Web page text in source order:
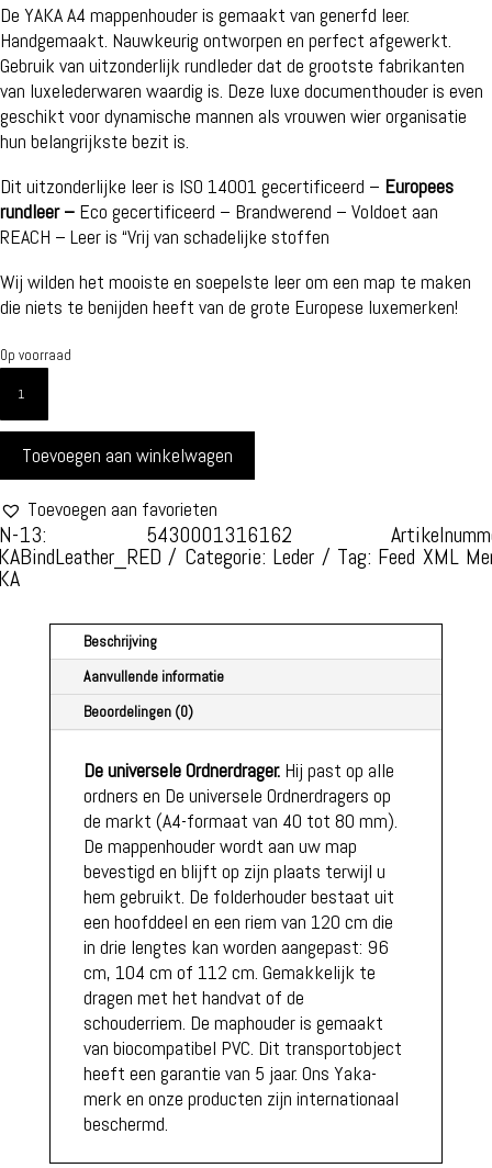
De YAKA A4 mappenhouder is gemaakt van generfd leer.
Handgemaakt. Nauwkeurig ontworpen en perfect afgewerkt.
Gebruik van uitzonderlijk rundleder dat de grootste fabrikanten
van luxelederwaren waardig is. Deze luxe documenthouder is even
geschikt voor dynamische mannen als vrouwen wier organisatie
hun belangrijkste bezit is.
Dit uitzonderlijke leer is ISO 14001 gecertificeerd – Europees
rundleer – Eco gecertificeerd – Brandwerend – Voldoet aan
REACH – Leer is “Vrij van schadelijke stoffen
Wij wilden het mooiste en soepelste leer om een map te maken
die niets te benijden heeft van de grote Europese luxemerken!
Op voorraad
ROOD
LEDER
AANTALToevoegen aan winkelwagen
Toevoegen aan favorieten
13: 5430001316162
Categorie: Leder Tag: Feed XML
Beschrijving
Aanvullende informatie
Beoordelingen (0)
De universele Ordnerdrager.Hij past op alle
ordners en De universele Ordnerdragers op
de markt (A4-formaat van 40 tot 80 mm).
De mappenhouder wordt aan uw map
bevestigd en blijft op zijn plaats terwijl u
hem gebruikt. De folderhouder bestaat uit
een hoofddeel en een riem van 120 cm die
in drie lengtes kan worden aangepast: 96
cm, 104 cm of 112 cm. Gemakkelijk te
dragen met het handvat of de
schouderriem. De maphouder is gemaakt
van biocompatibel PVC. Dit transportobject
heeft een garantie van 5 jaar. Ons Yaka-
merk en onze producten zijn internationaal
beschermd.